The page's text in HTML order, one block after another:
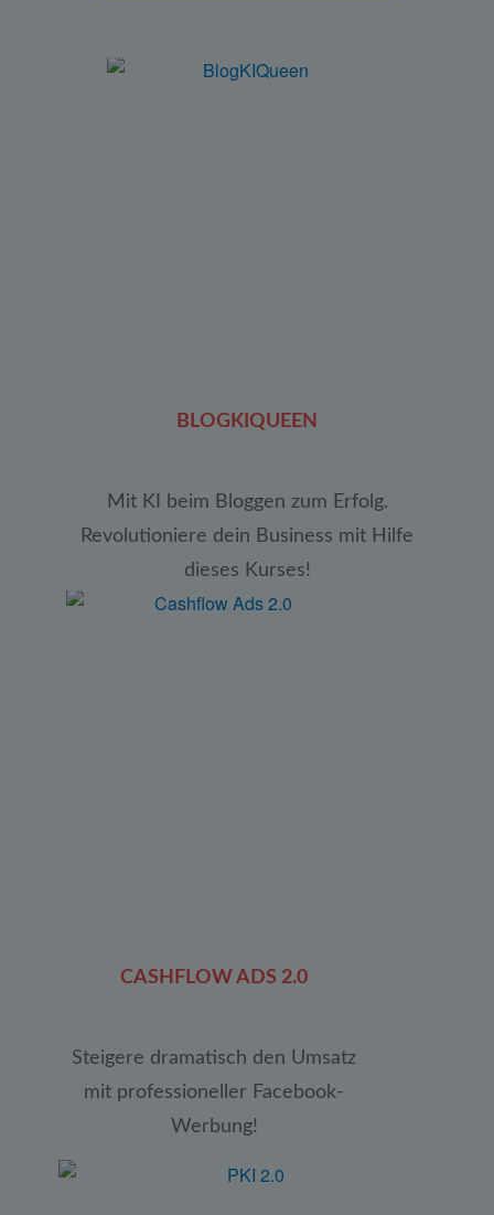
BLOGKIQUEEN
Mit KI beim Bloggen zum Erfolg.
Revolutioniere dein Business mit Hilfe
dieses Kurses!
CASHFLOW ADS 2.0
Steigere dramatisch den Umsatz
mit professioneller Facebook-
Werbung!